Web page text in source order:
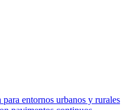
entornos urbanos y rurales